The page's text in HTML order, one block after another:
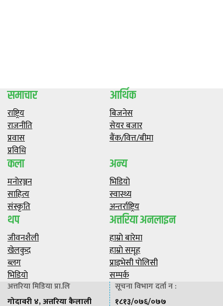
समाचार
राष्ट्रिय
राजनीति
प्रवास
प्रविधि
आर्थिक
बिजनेस
सेयर बजार
बैंक/वित्त/बीमा
कला
मनाेरञ्जन
साहित्य
संस्कृति
अन्य
भिडियाे
स्वास्थ्य
अन्तर्राष्ट्रिय
थप
जीवनशैली
खेलकुद
ब्लग
भिडियाे
अत्तरिया अनलाइन
हाम्राे बारेमा
हाम्राे समूह
प्राइभेसी पाेलिसी
सम्पर्क
अत्तरिया मिडिया प्रा.लि
गोदावरी ४, अत्तरिया कैलाली
सूचना विभाग दर्ता न :
१८१३/०७६/०७७